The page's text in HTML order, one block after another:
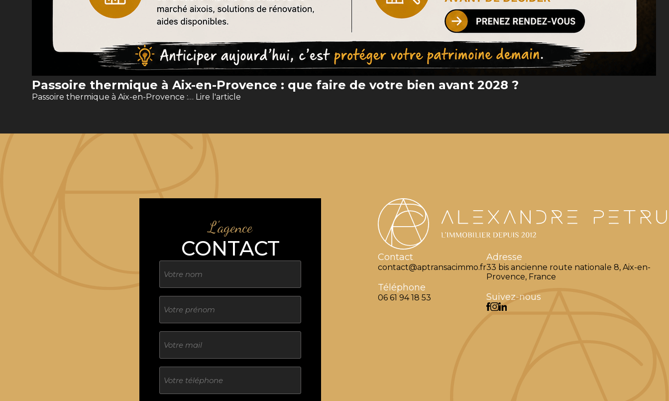
Passoire thermique à Aix-en-Provence : que faire de votre bien avant 2028 ?
Passoire thermique à Aix-en-Provence :… Lire l'article
Contact
contact@aptransacimmo.fr
Téléphone
06 61 94 18 53
Adresse
33 bis ancienne route nationale 8, Aix-en-
Provence, France
Suivez-nous
L'agence
CONTACT
Nom
Sans
titre
E-
mail
Téléphone